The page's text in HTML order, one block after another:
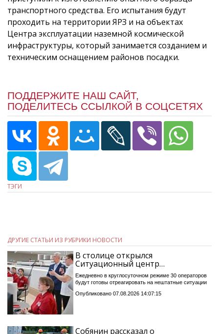
транспортного средства. Его испытания будут
проходить на территории ЯРЗ и на объектах
Центра эксплуатации наземной космической
инфраструктуры, который занимается созданием и
техническим оснащением районов посадки.
ПОДДЕРЖИТЕ НАШ САЙТ,
ПОДЕЛИТЕСЬ ССЫЛКОЙ В СОЦСЕТЯХ
ТЭГИ
ДРУГИЕ СТАТЬИ ИЗ РУБРИКИ НОВОСТИ
В столице открылся
Ситуационный центр…
Ежедневно в круглосуточном режиме 30 операторов
будут готовы отреагировать на нештатные ситуации
Опубликовано 07.08.2026 14:07:15
Собянин рассказал о